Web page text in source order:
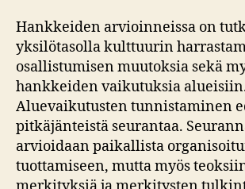
Hankkeiden arvioinneissa on
yksilötasolla kulttuurin
osallistumisen muutoksia sekä
hankkeiden vaikutuksia
Aluevaikutusten tunnistaminen
pitkäjänteistä seurantaa.
arvioidaan paikallista
tuottamiseen, mutta myös